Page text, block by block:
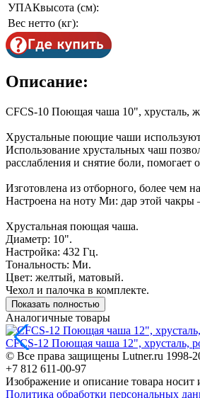
УПАКвысота (см):
Вес нетто (кг):
Описание:
CFCS-10 Поющая чаша 10", хрусталь,
Хрустальные поющие чаши
Использование хрустальных чаш
расслабления и снятие боли,
Изготовлена из отборного, более чем
Настроена на ноту Ми: дар этой
Хрустальная поющая чаша.
Диаметр: 10".
Настройка: 432 Гц.
Тональность: Ми.
Цвет: желтый, матовый.
Чехол и палочка в комплекте.
Показать полностью
Аналогичные товары
CFCS-12 Поющая чаша 12", хрусталь,
© Все права защищены Lutner.ru 1998-
+7 812 611-00-97
Изображение и описание товара
Политика обработки персональных